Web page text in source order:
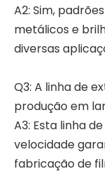
A2: Sim,
metálicos e
diversas
Q3: A linha de
produção em
A3: Esta linha
velocidade
fabricação de